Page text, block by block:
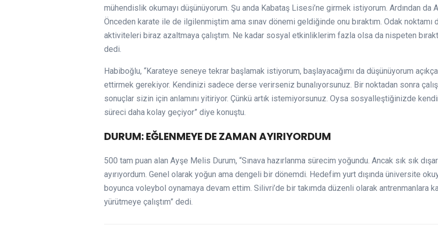
mühendislik okumayı düşünüyorum. Şu anda Kabataş Lisesi’ne girmek istiyorum. Ardından da
Önceden karate ile de ilgilenmiştim ama sınav dönemi geldiğinde onu bıraktım. Odak noktamı
aktiviteleri biraz azaltmaya çalıştım. Ne kadar sosyal etkinliklerim fazla olsa da nispeten
dedi.
Habiboğlu, “Karateye seneye tekrar başlamak istiyorum, başlayacağımı da düşünüyorum
ettirmek gerekiyor. Kendinizi sadece derse verirseniz bunalıyorsunuz. Bir noktadan sonra
sonuçlar sizin için anlamını yitiriyor. Çünkü artık istemiyorsunuz. Oysa sosyalleştiğinizde
süreci daha kolay geçiyor” diye konuştu.
DURUM: EĞLENMEYE DE ZAMAN AYIRIYORDUM
500 tam puan alan Ayşe Melis Durum, “Sınava hazırlanma sürecim yoğundu. Ancak sık sık
ayırıyordum. Genel olarak yoğun ama dengeli bir dönemdi. Hedefim yurt dışında üniversite
boyunca voleybol oynamaya devam ettim. Silivri’de bir takımda düzenli olarak antrenmanlara
yürütmeye çalıştım” dedi.